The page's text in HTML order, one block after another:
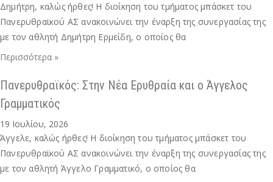
Δημήτρη, καλώς ήρθες! Η διοίκηση του τμήματος μπάσκετ του
Πανερυθραϊκού ΑΣ ανακοινώνει την έναρξη της συνεργασίας της
με τον αθλητή Δημήτρη Ερμείδη, ο οποίος θα
Περισσότερα »
Πανερυθραϊκός: Στην Νέα Ερυθραία και ο Άγγελος
Γραμματικός
19 Ιουλίου, 2026
Άγγελε, καλώς ήρθες! Η διοίκηση του τμήματος μπάσκετ του
Πανερυθραϊκού ΑΣ ανακοινώνει την έναρξη της συνεργασίας της
με τον αθλητή Άγγελο Γραμματικό, ο οποίος θα